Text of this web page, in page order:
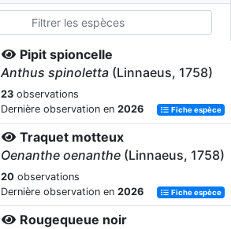
Pipit spioncelle
Anthus spinoletta (Linnaeus, 1758)
23 observations
Dernière observation en 2026 Fiche espèce
Traquet motteux
Oenanthe oenanthe (Linnaeus, 1758)
20 observations
Dernière observation en 2026 Fiche espèce
Rougequeue noir